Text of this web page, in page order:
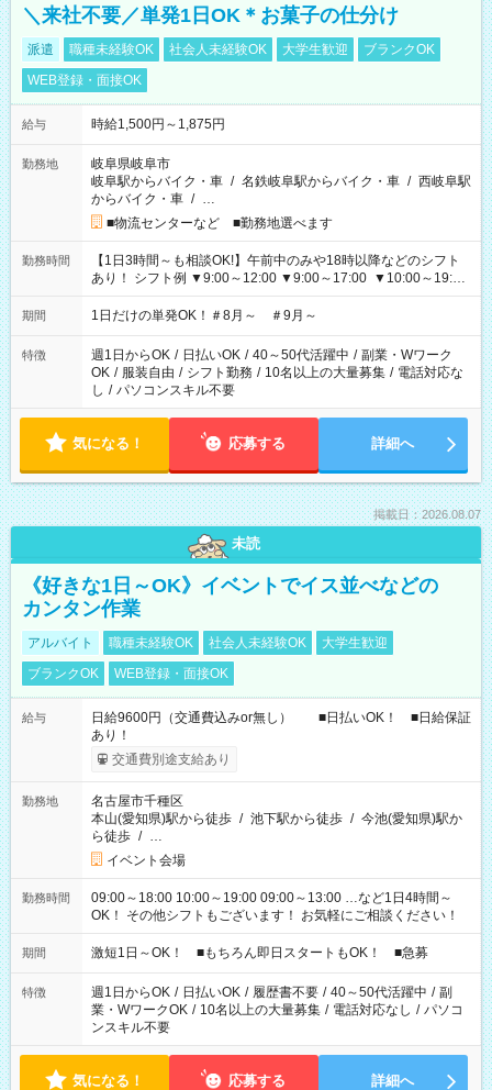
＼来社不要／単発1日OK＊お菓子の仕分け
派遣 職種未経験OK 社会人未経験OK 大学生歓迎
ブランクOK
WEB登録・面接OK
給与 時給1,500円～1,875円
勤務地
岐阜県岐阜市
岐阜駅からバイク・車 / 名鉄岐阜駅からバイク・車 / 西岐阜駅
からバイク・車 / …
■物流センターなど ■勤務地選べます
勤務時間
【1日3時間～も相談OK!】午前中のみや18時以降などのシフト
あり！ シフト例 ▼9:00～12:00 ▼9:00～17:00 ▼10:00～19:00
▼18:00～21:00
期間 1日だけの単発OK！＃8月～ ＃9月～
特徴 週1日からOK / 日払いOK / 40～50代活躍中 / 副業・Wワーク
OK / 服装自由 / シフト勤務 / 10名以上の大量募集 / 電話対応な
し / パソコンスキル不要
気になる！ 応募する 詳細へ
掲載日：2026.08.07
未読
《好きな1日～OK》イベントでイス並べなどの
カンタン作業
アルバイト 職種未経験OK 社会人未経験OK
大学生歓迎
ブランクOK
WEB登録・面接OK
給与
日給9600円（交通費込みor無し） ■日払いOK！ ■日給保証
あり！
交通費別途支給あり
勤務地
名古屋市千種区
本山(愛知県)駅から徒歩 / 池下駅から徒歩 / 今池(愛知県)駅か
ら徒歩 / …
イベント会場
勤務時間
09:00～18:00 10:00～19:00 09:00～13:00 …など1日4時間～
OK！ その他シフトもございます！ お気軽にご相談ください！
期間 激短1日～OK！ ■もちろん即日スタートもOK！ ■急募
特徴 週1日からOK / 日払いOK / 履歴書不要 / 40～50代活躍中 / 副
業・WワークOK / 10名以上の大量募集 / 電話対応なし / パソコ
ンスキル不要
気になる！ 応募する 詳細へ